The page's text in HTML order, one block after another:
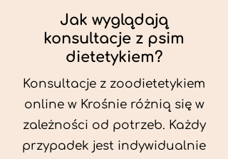
Jak wyglądają
konsultacje z psim
dietetykiem?
Konsultacje z zoodietetykiem
online w Krośnie różnią się w
zależności od potrzeb. Każdy
przypadek jest indywidualnie